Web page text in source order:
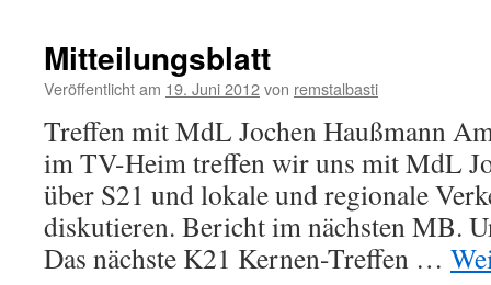
Mitteilungsblatt
Veröffentlicht am 19. Juni 2012von remstalbasti
Treffen mit MdL Jochen Haußmann
im TV-Heim treffen wir uns mit MdL
über S21 und lokale und regionale
diskutieren. Bericht im nächsten MB.
Das nächste K21 Kernen-Treffen …